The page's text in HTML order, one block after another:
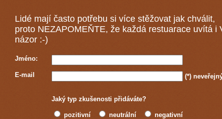
Lidé mají často potřebu si více stěžovat jak chválit,
proto NEZAPOMEŇTE, že každá restuarace uvítá i
názor :-)
Jméno:
E-mail (*)
Jaký typ zkušenosti přidáváte?
pozitivní neutrální negativní